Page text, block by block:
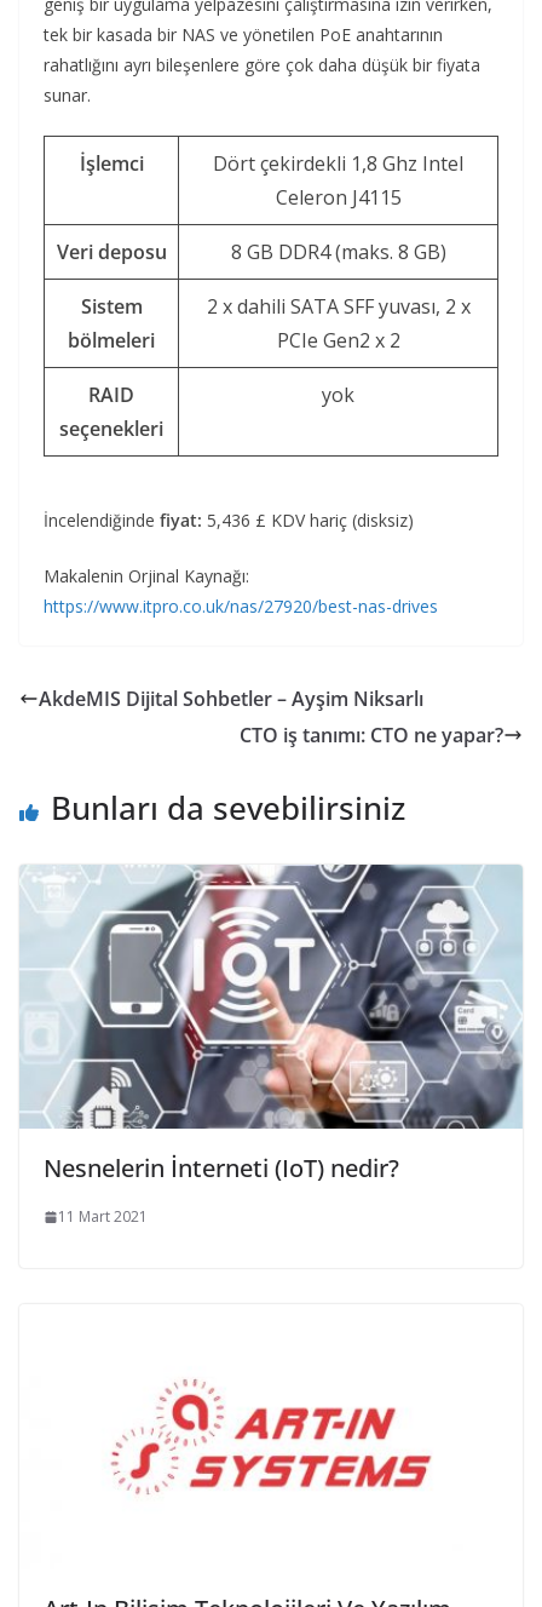
tek bir kasada bir NAS ve yönetilen PoE anahtarının
rahatlığını ayrı bileşenlere göre çok daha düşük bir fiyata
sunar.
İşlemci
Dört çekirdekli 1,8 Ghz Intel
Celeron J4115
Veri deposu 8 GB DDR4 (maks. 8 GB)
Sistem
bölmeleri
2 x dahili SATA SFF yuvası, 2 x
PCIe Gen2 x 2
RAID
seçenekleri
yok
İncelendiğinde fiyat: 5,436 £ KDV hariç (disksiz)
Makalenin Orjinal Kaynağı:
https://www.itpro.co.uk/nas/27920/best-nas-drives
AkdeMIS Dijital Sohbetler – Ayşim Niksarlı
CTO iş tanımı: CTO ne yapar?
Bunları da sevebilirsiniz
Nesnelerin İnterneti (IoT) nedir?
11 Mart 2021